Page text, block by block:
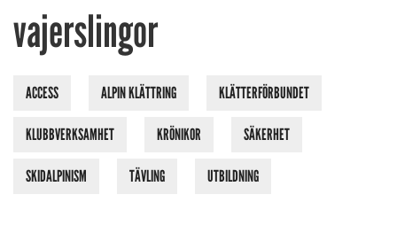
vajerslingor
ACCESS ALPIN KLÄTTRING KLÄTTERFÖRBUNDET
KLUBBVERKSAMHET KRÖNIKOR SÄKERHET
SKIDALPINISM TÄVLING UTBILDNING